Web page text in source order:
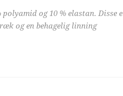
og 10 % elastan. Disse
og en behagelig linning